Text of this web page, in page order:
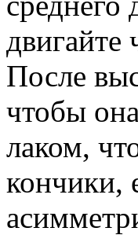
двигайте
После
чтобы
лаком,
кончики,